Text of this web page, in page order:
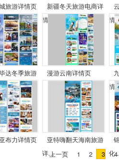
旅游详情页
新疆冬天旅游电商详
情...
情
达冬季旅游
漫游云南详情页
情
布力详情页
亚特嗨翻天海南旅游
详...
化
上一页 1 2 3 4